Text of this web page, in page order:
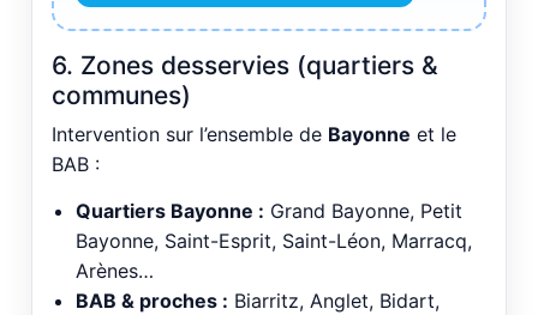
6. Zones desservies (quartiers &
communes)
Intervention sur l’ensemble de Bayonne et le
BAB :
Quartiers Bayonne : Grand Bayonne, Petit
Bayonne, Saint-Esprit, Saint-Léon, Marracq,
Arènes…
BAB & proches : Biarritz, Anglet, Bidart,